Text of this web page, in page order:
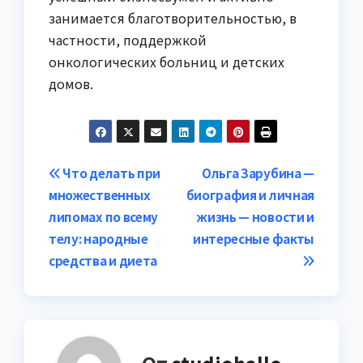
занимается благотворительностью, в
частности, поддержкой
онкологических больниц и детских
домов.
Навигация
по
записям
Ольга Зарубина —
биография и личная
жизнь — новости и
интересные факты
Что делать при
множественных
липомах по всему
телу: народные
средства и диета